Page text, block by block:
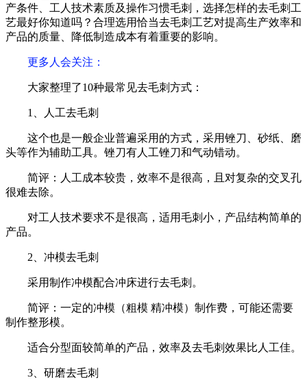
产条件、工人技术素质及操作习惯毛刺，选择怎样的去毛刺工
艺最好你知道吗？合理选用恰当去毛刺工艺对提高生产效率和
产品的质量、降低制造成本有着重要的影响。
更多人会关注 ：
大家整理了10种最常见去毛刺方式：
1、人工去毛刺
这个也是一般企业普遍采用的方式，采用锉刀、砂纸、磨
头等作为辅助工具。锉刀有人工锉刀和气动错动。
简评：人工成本较贵，效率不是很高，且对复杂的交叉孔
很难去除。
对工人技术要求不是很高，适用毛刺小，产品结构简单的
产品。
2、冲模去毛刺
采用制作冲模配合冲床进行去毛刺。
简评：一定的冲模（粗模 精冲模）制作费，可能还需要
制作整形模。
适合分型面较简单的产品，效率及去毛刺效果比人工佳。
3、研磨去毛刺